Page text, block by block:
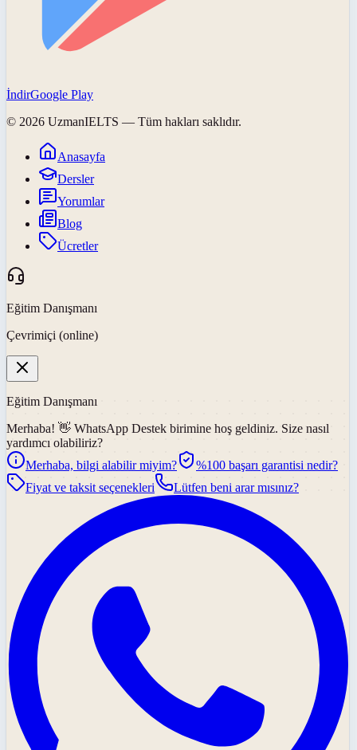
İndirGoogle Play
© 2026 UzmanIELTS — Tüm hakları saklıdır.
Anasayfa
Dersler
Yorumlar
Blog
Ücretler
Eğitim Danışmanı
Çevrimiçi (online)
Eğitim Danışmanı
Merhaba! 👋 WhatsApp Destek birimine hoş geldiniz. Size nasıl
yardımcı olabiliriz?
Merhaba, bilgi alabilir miyim?
%100 başarı garantisi nedir?
Fiyat ve taksit seçenekleri
Lütfen beni arar mısınız?